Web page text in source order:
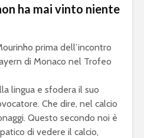
ha mai vinto niente
prima dell’incontro
di Monaco nel Trofeo
lingua e sfodera il suo
Che dire, nel calcio
Questo secondo noi è
di vedere il calcio,